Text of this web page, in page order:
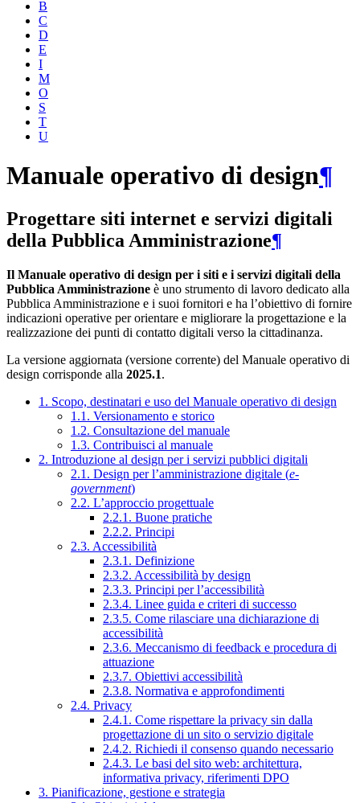
B
C
D
E
I
M
O
S
T
U
Manuale operativo di design¶
Progettare siti internet e servizi digitali
della Pubblica Amministrazione¶
Il Manuale operativo di design per i siti e i servizi digitali della
Pubblica Amministrazione è uno strumento di lavoro dedicato alla
Pubblica Amministrazione e i suoi fornitori e ha l’obiettivo di fornire
indicazioni operative per orientare e migliorare la progettazione e la
realizzazione dei punti di contatto digitali verso la cittadinanza.
La versione aggiornata (versione corrente) del Manuale operativo di
design corrisponde alla 2025.1.
1. Scopo, destinatari e uso del Manuale operativo di design
1.1. Versionamento e storico
1.2. Consultazione del manuale
1.3. Contribuisci al manuale
2. Introduzione al design per i servizi pubblici digitali
2.1. Design per l’amministrazione digitale (e-
government)
2.2. L’approccio progettuale
2.2.1. Buone pratiche
2.2.2. Principi
2.3. Accessibilità
2.3.1. Definizione
2.3.2. Accessibilità by design
2.3.3. Principi per l’accessibilità
2.3.4. Linee guida e criteri di successo
2.3.5. Come rilasciare una dichiarazione di
accessibilità
2.3.6. Meccanismo di feedback e procedura di
attuazione
2.3.7. Obiettivi accessibilità
2.3.8. Normativa e approfondimenti
2.4. Privacy
2.4.1. Come rispettare la privacy sin dalla
progettazione di un sito o servizio digitale
2.4.2. Richiedi il consenso quando necessario
2.4.3. Le basi del sito web: architettura,
informativa privacy, riferimenti DPO
3. Pianificazione, gestione e strategia